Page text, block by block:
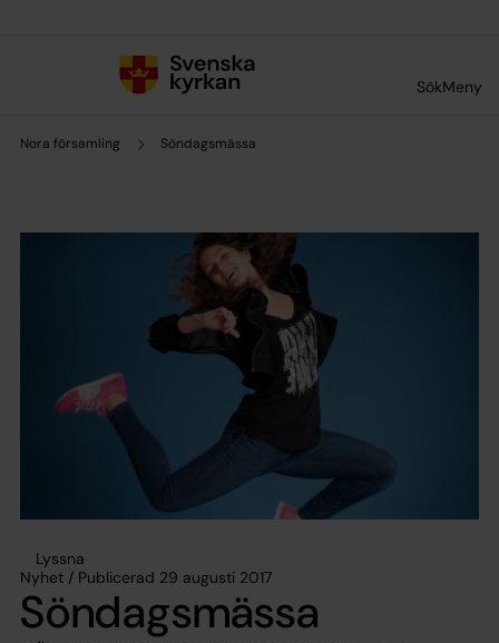
SökMeny
Nora församling Söndagsmässa
Lyssna
Nyhet / Publicerad 29 augusti 2017
Söndagsmässa